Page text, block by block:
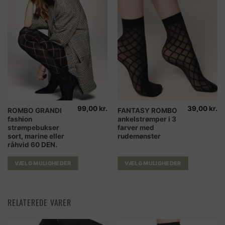
ROMBO GRANDI
fashion
strømpebukser
sort, marine eller
råhvid 60 DEN.
99,00 kr.
VÆLG MULIGHEDER
Dette
vare
har
flere
Mulighederne
kan
varesiden
FANTASY ROMBO
ankelstrømper i 3
farver med
rudemønster
39,00 kr.
VÆLG MULIGHEDER
Dette
vare
har
flere
Mulighederne
kan
RELATEREDE VARER